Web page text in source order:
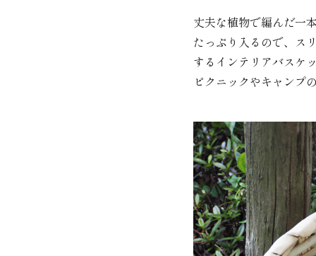
丈夫な植物で編んだ一
たっぷり入るので、ス
するインテリアバスケ
ピクニックやキャンプ